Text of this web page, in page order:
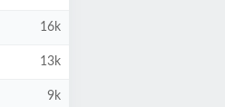
16k
13k
9k